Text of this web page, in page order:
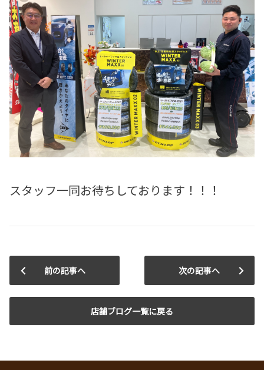
スタッフ一同お待ちしております！！！
前の記事へ
店舗ブログ一覧に戻る
次の記事へ